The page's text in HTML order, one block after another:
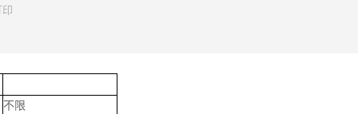
不限